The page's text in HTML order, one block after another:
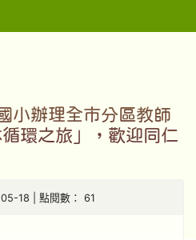
⏸
小辦理全市分區教師
環之旅」，歡迎同仁
18 | 點閱數： 61